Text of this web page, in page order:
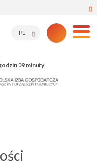
09 minuty
PL